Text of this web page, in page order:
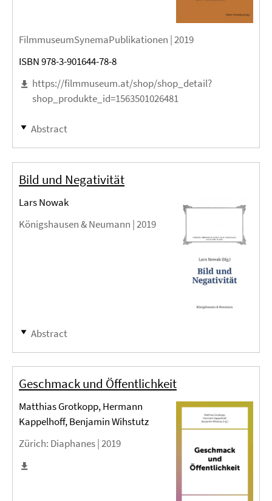
FilmmuseumSynemaPublikationen |2019
ISBN 978-3-901644-78-8
https://filmmuseum.at/shop/shop_detail?
shop_produkte_id=1563501026481
Abstract
Bild und Negativität
Lars Nowak
Königshausen & Neumann |2019
Abstract
Geschmack und Öffentlichkeit
Matthias Grotkopp, Hermann
Kappelhoff, Benjamin Wihstutz
Zürich: Diaphanes |2019